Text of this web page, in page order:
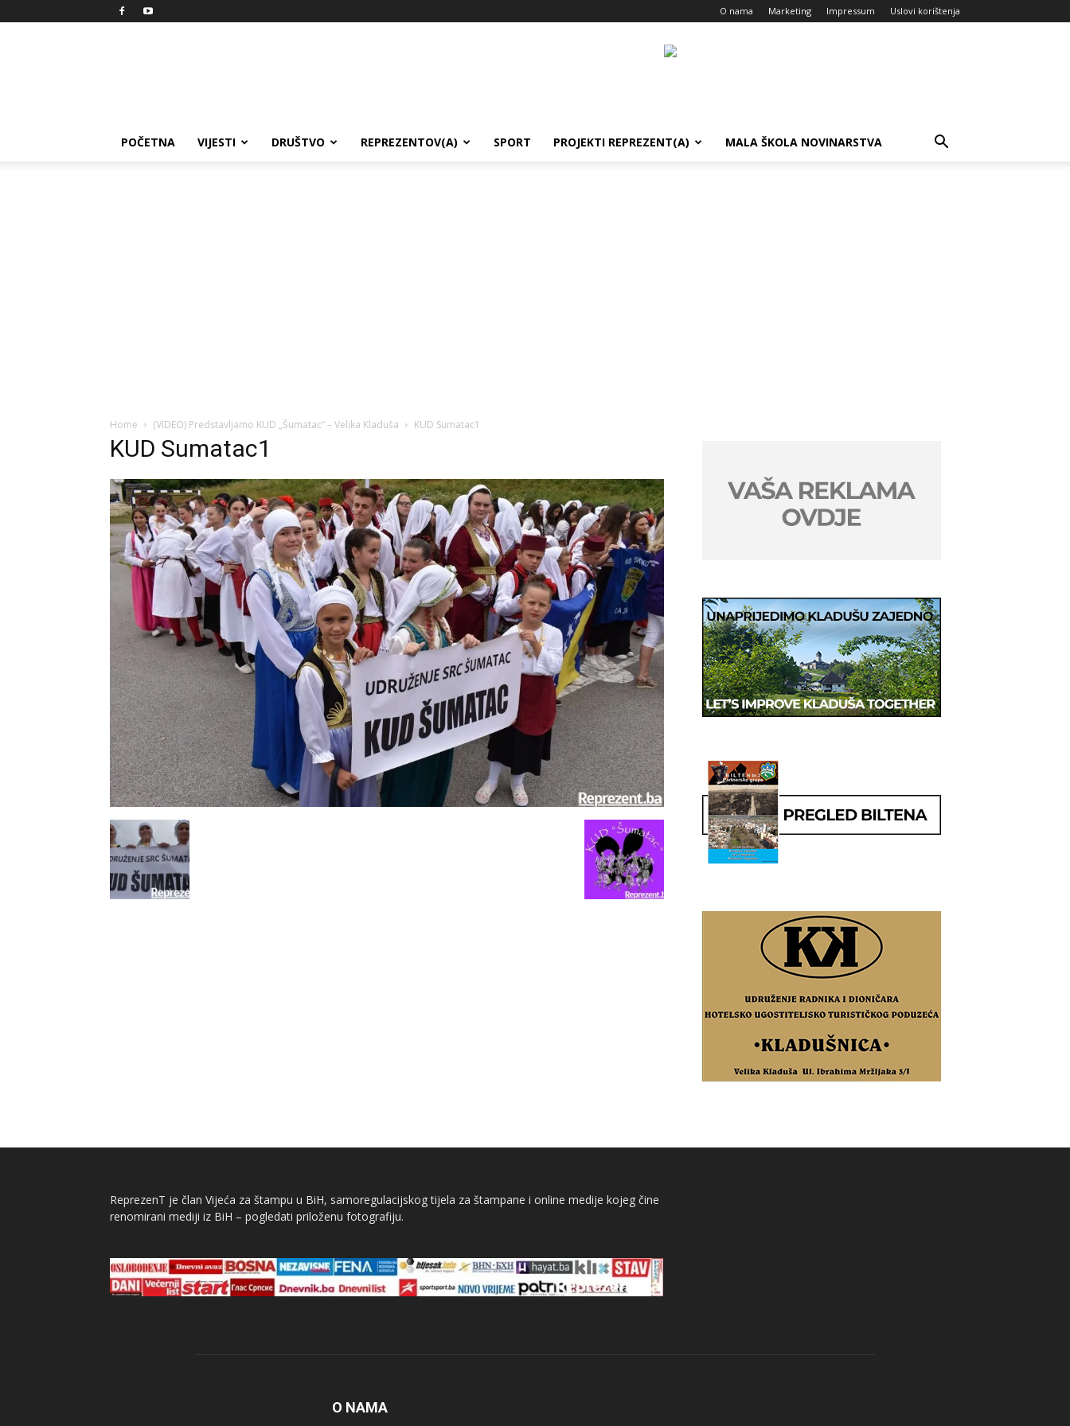
O nama Marketing Impressum Uslovi korištenja
POČETNA VIJESTI DRUŠTVO REPREZENTOV(A) SPORT PROJEKTI REPREZENT(A) MALA ŠKOLA NOVINARSTVA
Home (VIDEO) Predstavljamo KUD „Šumatac“ – Velika Kladuša KUD Sumatac1
KUD Sumatac1
ReprezenT je član Vijeća za štampu u BiH, samoregulacijskog tijela za štampane i online medije kojeg čine
renomirani mediji iz BiH – pogledati priloženu fotografiju.
O NAMA